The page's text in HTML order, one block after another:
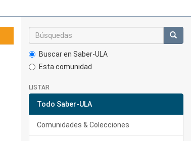
Buscar en Saber-ULA
Esta comunidad
LISTAR
Todo Saber-ULA
Comunidades & Colecciones